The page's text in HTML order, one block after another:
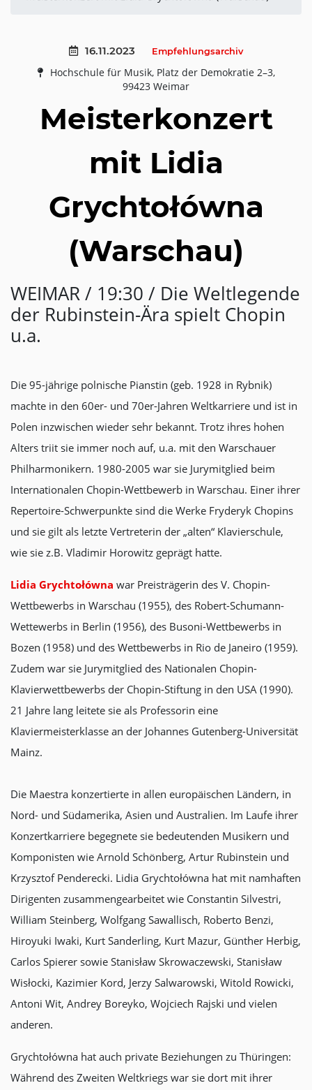
16.11.2023 Empfehlungsarchiv
Hochschule für Musik, Platz der Demokratie 2–3,
99423 Weimar
Meisterkonzert
mit Lidia
Grychtołówna
(Warschau)
WEIMAR / 19:30 / Die Weltlegende
der Rubinstein-Ära spielt Chopin
u.a.
Die 95-jährige polnische Pianstin (geb. 1928 in Rybnik)
machte in den 60er- und 70er-Jahren Weltkarriere und ist in
Polen inzwischen wieder sehr bekannt. Trotz ihres hohen
Alters triit sie immer noch auf, u.a. mit den Warschauer
Philharmonikern. 1980-2005 war sie Jurymitglied beim
Internationalen Chopin-Wettbewerb in Warschau. Einer ihrer
Repertoire-Schwerpunkte sind die Werke Fryderyk Chopins
und sie gilt als letzte Vertreterin der „alten“ Klavierschule,
wie sie z.B. Vladimir Horowitz geprägt hatte.
Lidia Grychtołówna war Preisträgerin des V. Chopin-
Wettbewerbs in Warschau (1955), des Robert-Schumann-
Wettewerbs in Berlin (1956), des Busoni-Wettbewerbs in
Bozen (1958) und des Wettbewerbs in Rio de Janeiro (1959).
Zudem war sie Jurymitglied des Nationalen Chopin-
Klavierwettbewerbs der Chopin-Stiftung in den USA (1990).
21 Jahre lang leitete sie als Professorin eine
Klaviermeisterklasse an der Johannes Gutenberg-Universität
Mainz.
Die Maestra konzertierte in allen europäischen Ländern, in
Nord- und Südamerika, Asien und Australien. Im Laufe ihrer
Konzertkarriere begegnete sie bedeutenden Musikern und
Komponisten wie Arnold Schönberg, Artur Rubinstein und
Krzysztof Penderecki. Lidia Grychtołówna hat mit namhaften
Dirigenten zusammengearbeitet wie Constantin Silvestri,
William Steinberg, Wolfgang Sawallisch, Roberto Benzi,
Hiroyuki Iwaki, Kurt Sanderling, Kurt Mazur, Günther Herbig,
Carlos Spierer sowie Stanisław Skrowaczewski, Stanisław
Wisłocki, Kazimier Kord, Jerzy Salwarowski, Witold Rowicki,
Antoni Wit, Andrey Boreyko, Wojciech Rajski und vielen
anderen.
Grychtołówna hat auch private Beziehungen zu Thüringen:
Während des Zweiten Weltkriegs war sie dort mit ihrer